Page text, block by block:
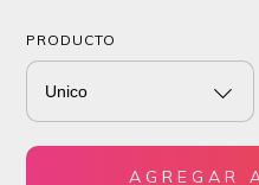
PRODUCTO